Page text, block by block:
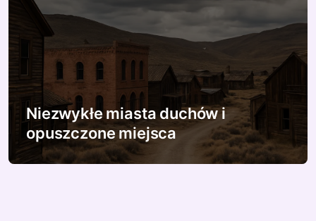
Niezwykłe miasta duchów i
opuszczone miejsca